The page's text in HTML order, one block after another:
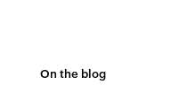
On the blog